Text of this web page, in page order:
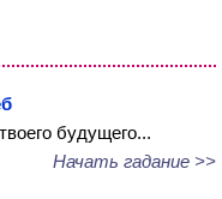
будущего...
Начать гадание >>